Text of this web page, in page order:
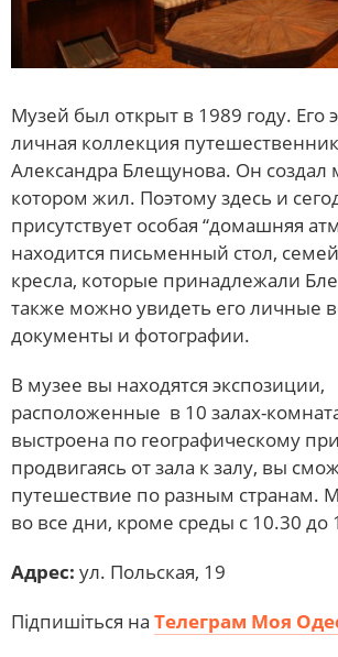
Музей был открыт в 1989 году. Его
личная коллекция
Александра Блещунова. Он создал
котором жил. Поэтому здесь и
присутствует особая “домашняя
находится письменный стол,
кресла, которые принадлежали
также можно увидеть его личные
документы и фотографии.
В музее вы находятся экспозиции,
расположенные в 10 залах-
выстроена по географическому
продвигаясь от зала к залу, вы
путешествие по разным странам.
во все дни, кроме среды с 10.30 до
Адрес: ул. Польская, 19
Підпишіться на Телеграм Моя